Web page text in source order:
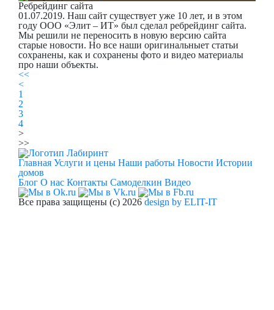
Ребрейдинг сайта
01.07.2019. Наш сайт существует уже 10 лет, и в этом
году ООО «Элит – ИТ» был сделал ребрейдинг сайта.
Мы решили не переносить в новую версию сайта
старые новости. Но все наши оригинальныет статьи
сохранены, как и сохранены фото и видео материалы
про наши объекты.
<<
<
1
2
3
4
>
>>
Главная Услуги и цены Наши работы Новости Истории
домов
Блог О нас Контакты Самоделкин Видео
Все права защищены (с) 2026 design by ELIT-IT